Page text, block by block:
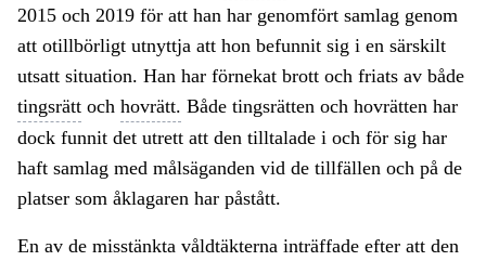
2015 och 2019 för att han har genomfört samlag genom
att otillbörligt utnyttja att hon befunnit sig i en särskilt
utsatt situation. Han har förnekat brott och friats av både
tingsrätt och hovrätt. Både tingsrätten och hovrätten har
dock funnit det utrett att den tilltalade i och för sig har
haft samlag med målsäganden vid de tillfällen och på de
platser som åklagaren har påstått.
En av de misstänkta våldtäkterna inträffade efter att den